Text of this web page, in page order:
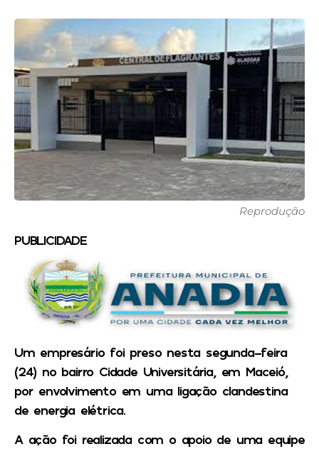
Reprodução
PUBLICIDADE
Um empresário foi preso nesta segunda-feira
(24) no bairro Cidade Universitária, em Maceió,
por envolvimento em uma ligação clandestina
de energia elétrica.
A ação foi realizada com o apoio de uma equipe